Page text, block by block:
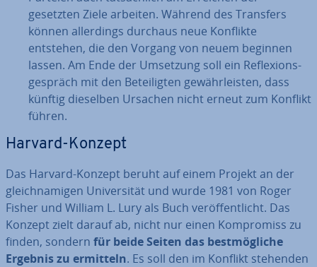
gesetzten Ziele arbeiten. Während des Transfers
können al­ler­dings durchaus neue Konflikte
entstehen, die den Vorgang von neuem beginnen
lassen. Am Ende der Umsetzung soll ein Re­fle­xi­ons­
ge­spräch mit den Be­tei­lig­ten ge­währ­leis­ten, dass
künftig dieselben Ursachen nicht erneut zum Konflikt
führen.
Harvard-Konzept
Das Harvard-Konzept beruht auf einem Projekt an der
gleich­na­mi­gen Uni­ver­si­tät und wurde 1981 von Roger
Fisher und William L. Lury als Buch ver­öf­fent­licht. Das
Konzept zielt darauf ab, nicht nur einen Kom­pro­miss zu
finden, sondern für beide Seiten das best­mög­li­che
Ergebnis zu ermitteln. Es soll den im Konflikt stehenden